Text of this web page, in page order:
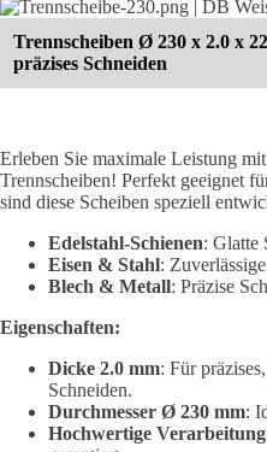
Trennscheiben Ø 230 x 2.0 x
präzises Schneiden
Erleben Sie maximale Leistung
Trennscheiben! Perfekt geeignet
sind diese Scheiben speziell
Edelstahl-Schienen: Glatte
Eisen & Stahl:
Blech & Metall: Präzise
Eigenschaften:
Dicke 2.0 mm: Für
Schneiden.
Durchmesser Ø 230 mm:
Hochwertige Verarbeitung